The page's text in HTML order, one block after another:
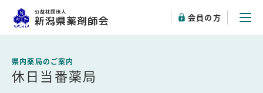
会員の方
休日当番薬局